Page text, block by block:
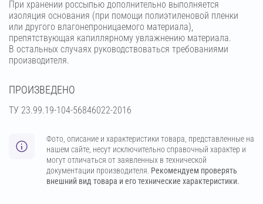
При хранении россыпью дополнительно выполняется
изоляция основания (при помощи полиэтиленовой пленки
или другого влагонепроницаемого материала),
препятствующая капиллярному увлажнению материала.
В остальных случаях руководствоваться требованиями
производителя.
ПРОИЗВЕДЕНО
ТУ 23.99.19-104-56846022-2016
Фото, описание и характеристики товара, представленные на
нашем сайте, несут исключительно справочный характер и
могут отличаться от заявленных в технической
документации производителя. Рекомендуем проверять
внешний вид товара и его технические характеристики.